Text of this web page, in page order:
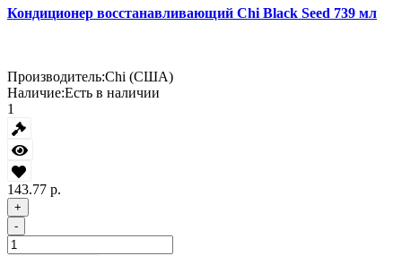
Кондиционер восстанавливающий Chi Black Seed 739 мл
Производитель:Chi (США)
Наличие:Есть в наличии
1
143.77 р.
+
-